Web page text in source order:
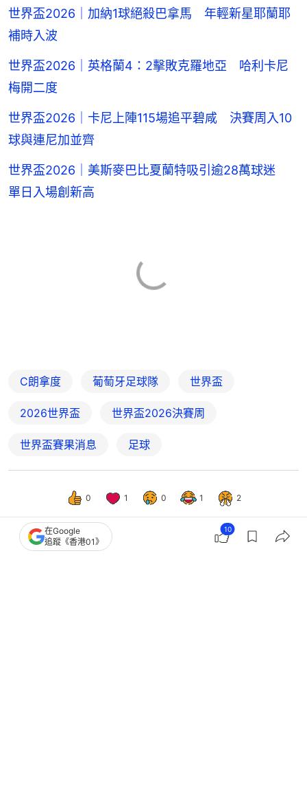
世界盃2026｜加納1球絕殺巴拿馬 年輕新星耶蘭耶
補時入波
世界盃2026｜英格蘭4：2擊敗克羅地亞 哈利卡尼
梅開二度
世界盃2026｜卡尼上陣115場追平碧咸 決賽周入10
球與連尼加並齊
世界盃2026｜美斯麥巴比夏蘭特吸引逾28萬球迷
單日入場創新高
C朗拿度 葡萄牙足球隊 世界盃
2026世界盃 世界盃2026決賽周
世界盃賽果消息 足球
0 1 0 1 2
在Google
追蹤《香港01》
10